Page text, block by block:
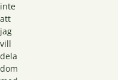
inte
att
jag
vill
dela
dom